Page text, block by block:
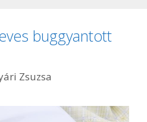
buggyantott
Zsuzsa